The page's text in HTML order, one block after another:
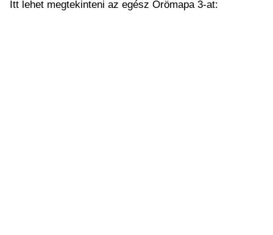
Itt lehet megtekinteni az egész Örömapa 3-at: